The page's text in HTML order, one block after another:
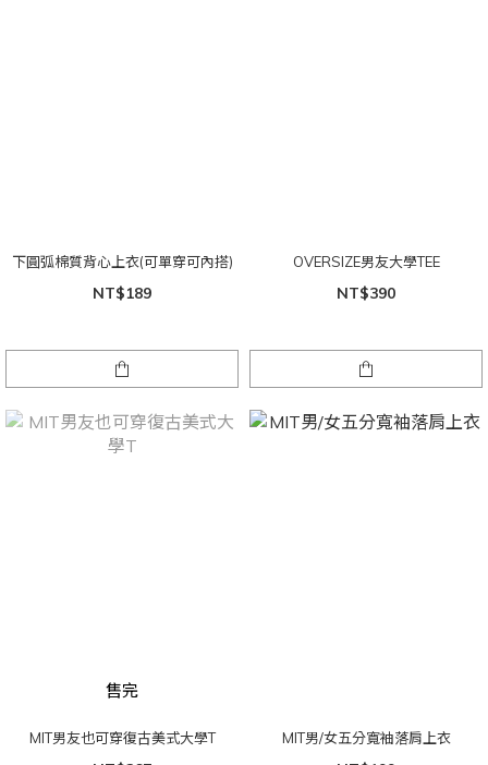
下圓弧棉質背心上衣(可單穿可內搭)
NT$189
OVERSIZE男友大學TEE
NT$390
售完
MIT男友也可穿復古美式大學T MIT男/女五分寬袖落肩上衣